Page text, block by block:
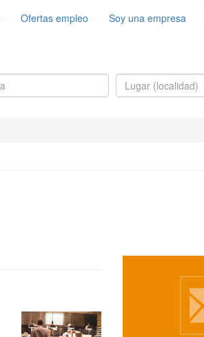
Ofertas empleo Soy una empresa